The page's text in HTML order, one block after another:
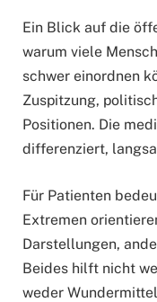
Ein Blick auf die
warum viele
schwer einordnen
Zuspitzung,
Positionen. Die
differenziert,
Für Patienten
Extremen
Darstellungen,
Beides hilft nicht
weder